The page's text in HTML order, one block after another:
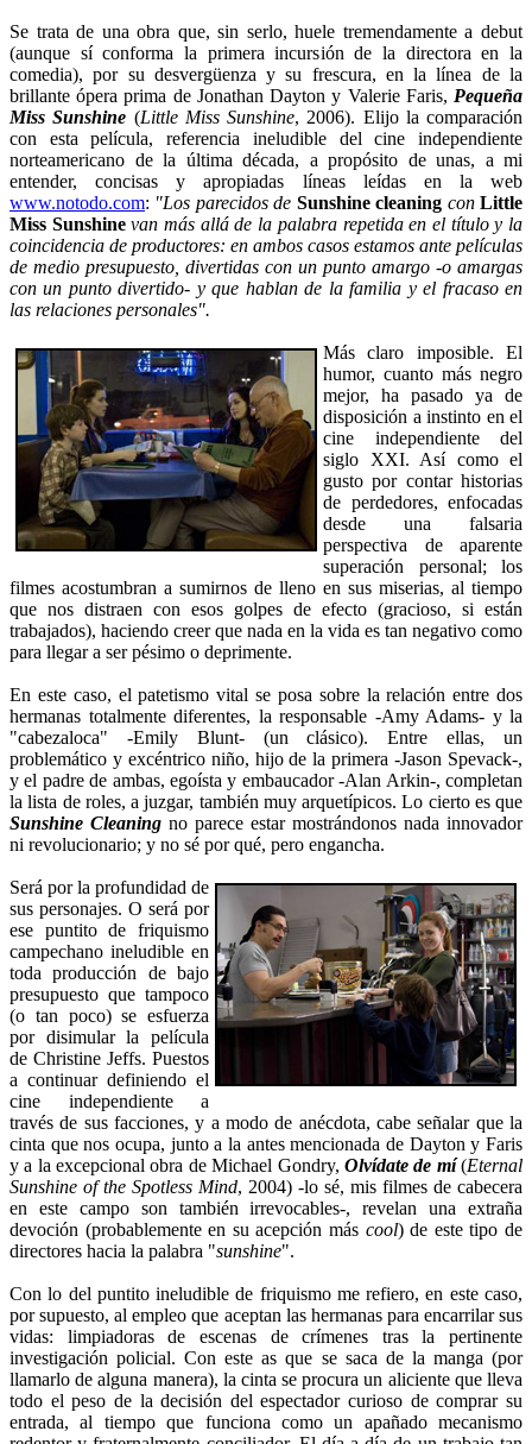
Se trata de una obra que, sin serlo, huele tremendamente a debut
(aunque sí conforma la primera incursión de la directora en la
comedia), por su desvergüenza y su frescura, en la línea de la
brillante ópera prima de Jonathan Dayton y Valerie Faris, Pequeña
Miss Sunshine (Little Miss Sunshine, 2006). Elijo la comparación
con esta película, referencia ineludible del cine independiente
norteamericano de la última década, a propósito de unas, a mi
entender, concisas y apropiadas líneas leídas en la web
www.notodo.com: "Los parecidos de Sunshine cleaning conLittle
Miss Sunshinevan más allá de la palabra repetida en el título y la
coincidencia de productores: en ambos casos estamos ante películas
de medio presupuesto, divertidas con un punto amargo -o amargas
con un punto divertido- y que hablan de la familia y el fracaso en
las relaciones personales".
Más claro imposible. El
humor, cuanto más negro
mejor, ha pasado ya de
disposición a instinto en el
cine independiente del
siglo XXI. Así como el
gusto por contar historias
de perdedores, enfocadas
desde una falsaria
perspectiva de aparente
superación personal; los
filmes acostumbran a sumirnos de lleno en sus miserias, al tiempo
que nos distraen con esos golpes de efecto (gracioso, si están
trabajados), haciendo creer que nada en la vida es tan negativo como
para llegar a ser pésimo o deprimente.
En este caso, el patetismo vital se posa sobre la relación entre dos
hermanas totalmente diferentes, la responsable -Amy Adams- y la
"cabezaloca" -Emily Blunt- (un clásico). Entre ellas, un
problemático y excéntrico niño, hijo de la primera -Jason Spevack-,
y el padre de ambas, egoísta y embaucador -Alan Arkin-, completan
la lista de roles, a juzgar, también muy arquetípicos. Lo cierto es que
Sunshine Cleaning no parece estar mostrándonos nada innovador
ni revolucionario; y no sé por qué, pero engancha.
Será por la profundidad de
sus personajes. O será por
ese puntito de friquismo
campechano ineludible en
toda producción de bajo
presupuesto que tampoco
(o tan poco) se esfuerza
por disimular la película
de Christine Jeffs. Puestos
a continuar definiendo el
cine independiente a
través de sus facciones, y a modo de anécdota, cabe señalar que la
cinta que nos ocupa, junto a la antes mencionada de Dayton y Faris
y a la excepcional obra de Michael Gondry, Olvídate de mí(Eternal
Sunshine of the Spotless Mind, 2004) -lo sé, mis filmes de cabecera
en este campo son también irrevocables-, revelan una extraña
devoción (probablemente en su acepción más cool) de este tipo de
directores hacia la palabra "sunshine".
Con lo del puntito ineludible de friquismo me refiero, en este caso,
por supuesto, al empleo que aceptan las hermanas para encarrilar sus
vidas: limpiadoras de escenas de crímenes tras la pertinente
investigación policial. Con este as que se saca de la manga (por
llamarlo de alguna manera), la cinta se procura un aliciente que lleva
todo el peso de la decisión del espectador curioso de comprar su
entrada, al tiempo que funciona como un apañado mecanismo